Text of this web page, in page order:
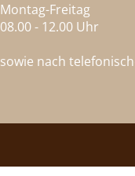
Montag-Freitag
08.00 - 12.00 Uhr
sowie nach